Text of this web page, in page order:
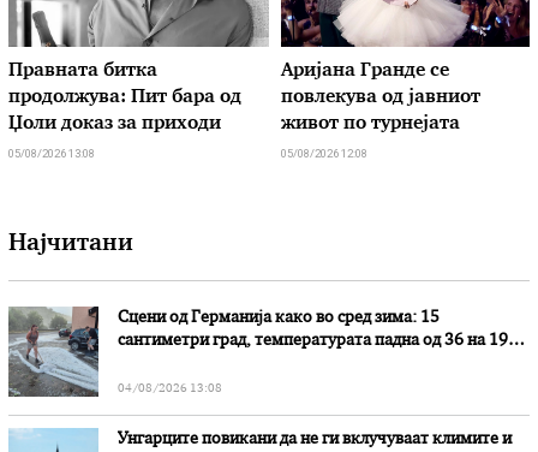
Правната битка
продолжува: Пит бара од
Џоли доказ за приходи
05/08/2026 13:08
Аријана Гранде се
повлекува од јавниот
живот по турнејата
05/08/2026 12:08
Најчитани
Сцени од Германија како во сред зима: 15
сантиметри град, температурата падна од 36 на 19
04/08/2026 13:08
Унгарците повикани да не ги вклучуваат климите и